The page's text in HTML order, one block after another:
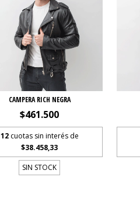
CAMPERA RICH NEGRA
$461.500
12 cuotas sin interés de
$38.458,33
SIN STOCK